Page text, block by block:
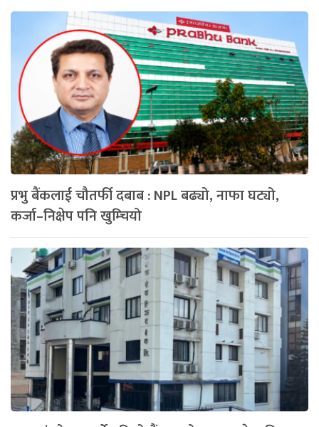
प्रभु बैंकलाई चौतर्फी दबाब : NPL बढ्यो, नाफा घट्यो,
कर्जा–निक्षेप पनि खुम्चियो